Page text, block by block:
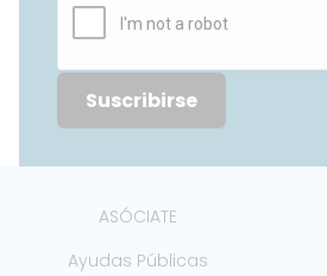
Suscribirse
ASÓCIATE
Ayudas Públicas